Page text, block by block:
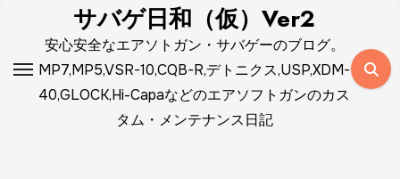
サバゲ日和（仮）Ver2
安心安全なエアソトガン・サバゲーのブログ。
MP7,MP5,VSR-10,CQB-R,デトニクス,USP,XDM-
40,GLOCK,Hi-Capaなどのエアソフトガンのカス
タム・メンテナンス日記